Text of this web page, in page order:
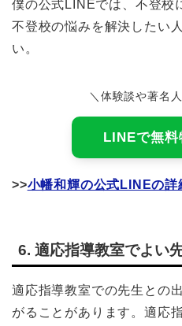
僕の公式LINEでは、不登校
不登校の悩みを解決したい
い。
＼体験談や著名
LINEで無
>>小幡和輝の公式LINEの詳
6. 適応指導教室でよい
適応指導教室での先生との
がることがあります。適応